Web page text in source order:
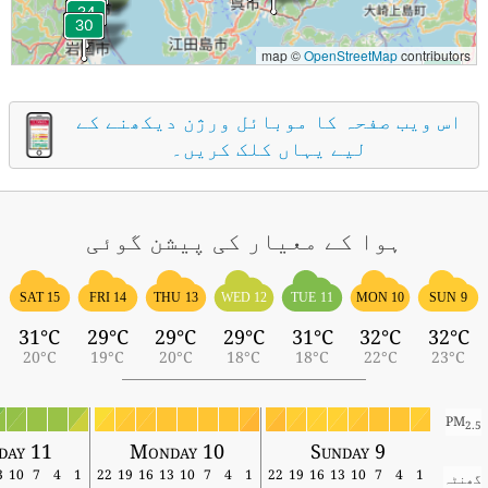
map ©OpenStreetMapcontributors
اس ویب صفحہ کا موبائل ورژن دیکھنے کے
لیے یہاں کلک کریں۔
ہوا کے معیار کی پیشن گوئی
SUN 9
32°C
23°C
MON 10
32°C
22°C
TUE 11
31°C
18°C
WED 12
29°C
18°C
THU 13
29°C
20°C
FRI 14
29°C
19°C
SAT 15
31°C
20°C
PM2.5
Sunday 9
Monday 10
11
گھنٹہ 1
4
7
10
13
16
19
22
1
4
7
10
13
16
19
22
1
4
7
10